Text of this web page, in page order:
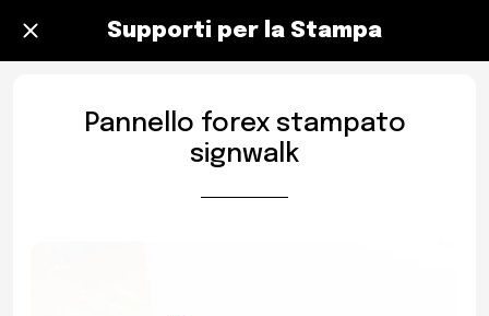
Supporti per la Stampa
Pannello forex stampato
signwalk